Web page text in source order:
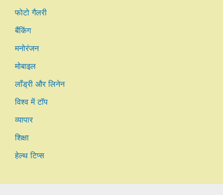
फोटो गैलरी
बैंकिंग
मनोरंजन
मोबाइल
लाँड्री और लिनेन
विश्व में टॉप
व्यापार
शिक्षा
हेल्थ टिप्स